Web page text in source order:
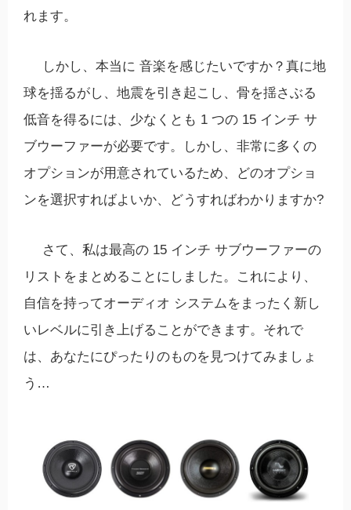
れます。
しかし、 本当に 音楽を感じたいですか？真に地
球を揺るがし、地震を引き起こし、骨を揺さぶる
低音を得るには、少なくとも 1 つの 15 インチ サ
ブウーファーが必要です。しかし、非常に多くの
オプションが用意されているため、どのオプショ
ンを選択すればよいか、どうすればわかりますか?
さて、私は最高の 15 インチ サブウーファーの
リストをまとめることにしました。これにより、
自信を持ってオーディオ システムをまったく新し
いレベルに引き上げることができます。それで
は、あなたにぴったりのものを見つけてみましょ
う…